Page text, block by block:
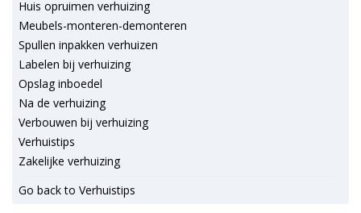
Huis opruimen verhuizing
Meubels-monteren-demonteren
Spullen inpakken verhuizen
Labelen bij verhuizing
Opslag inboedel
Na de verhuizing
Verbouwen bij verhuizing
Verhuistips
Zakelijke verhuizing
Go back to Verhuistips